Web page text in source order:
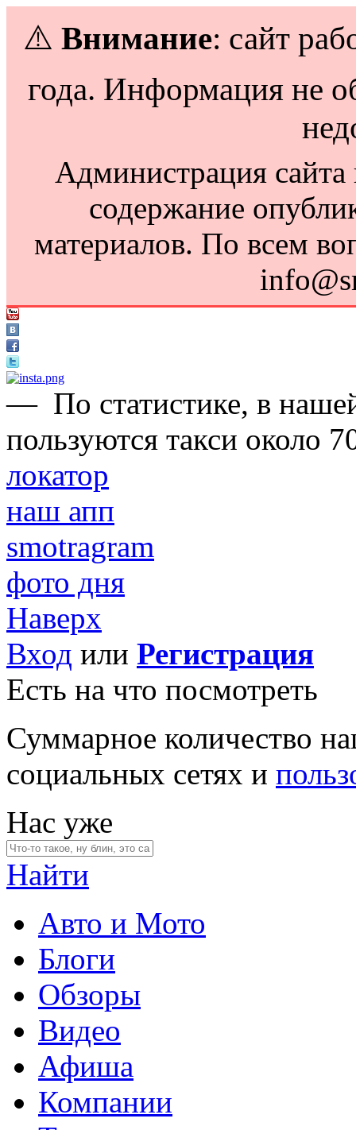
⚠️Внимание: сайт
года. Информация не
Администрация сайта
содержание
материалов. По всем
— По статистике, в
пользуются такси около
локатор
наш апп
smotragram
фото дня
Наверх
Вход или Регистрация
Есть на что посмотреть
Суммарное количество
социальных сетях и
Нас уже
Найти
Авто и Мото
Блоги
Обзоры
Видео
Афиша
Компании